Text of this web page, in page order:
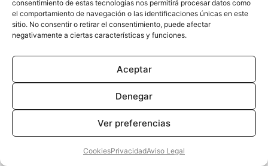
consentimiento de estas tecnologías nos permitirá procesar datos como
el comportamiento de navegación o las identificaciones únicas en este
sitio. No consentir o retirar el consentimiento, puede afectar
negativamente a ciertas características y funciones.
Aceptar
Denegar
Ver preferencias
CookiesPrivacidadAviso Legal